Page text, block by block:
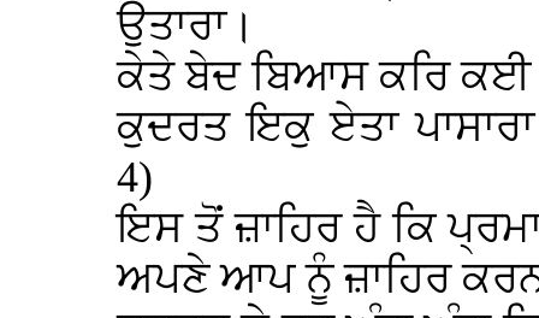
ਉਤਾਰਾ।
ਕੇਤੇ ਬੇਦ ਬਿਆਸ ਕਰਿ ਕਈ
ਕੁਦਰਤ ਇਕੁ ਏਤਾ
4)
ਇਸ ਤੋਂ ਜ਼ਾਹਿਰ ਹੈ ਕਿ
ਅਪਣੇ ਆਪ ਨੂੰ ਜ਼ਾਹਿਰ ਕਰਨ